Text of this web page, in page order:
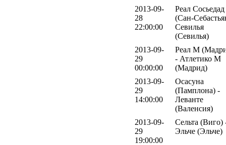
2013-09-
28
22:00:00
Реал Сосьедад
(Сан-
Севилья
(Севилья)
2013-09-
29
00:00:00
Реал М
- Атлетико М
(Мадрид)
2013-09-
29
14:00:00
Осасуна
(Памплона) -
Леванте
(Валенсия)
2013-09-
29
19:00:00
Сельта (Виго)
Эльче (Эльче)